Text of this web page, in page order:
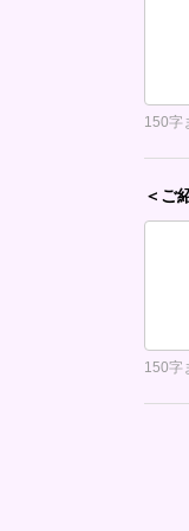
150字
＜ご
150字